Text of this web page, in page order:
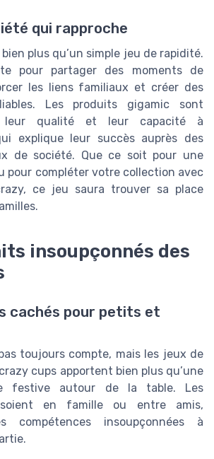
qui rapproche
bien plus qu’un simple jeu de rapidité.
pour partager des moments de
les liens familiaux et créer des
Les produits gigamic sont
leur qualité et leur capacité à
explique leur succès auprès des
de société. Que ce soit pour une
pour compléter votre collection avec
ce jeu saura trouver sa place
insoupçonnés des
cachés pour petits et
toujours compte, mais les jeux de
cups apportent bien plus qu’une
festive autour de la table. Les
soient en famille ou entre amis,
compétences insoupçonnées à